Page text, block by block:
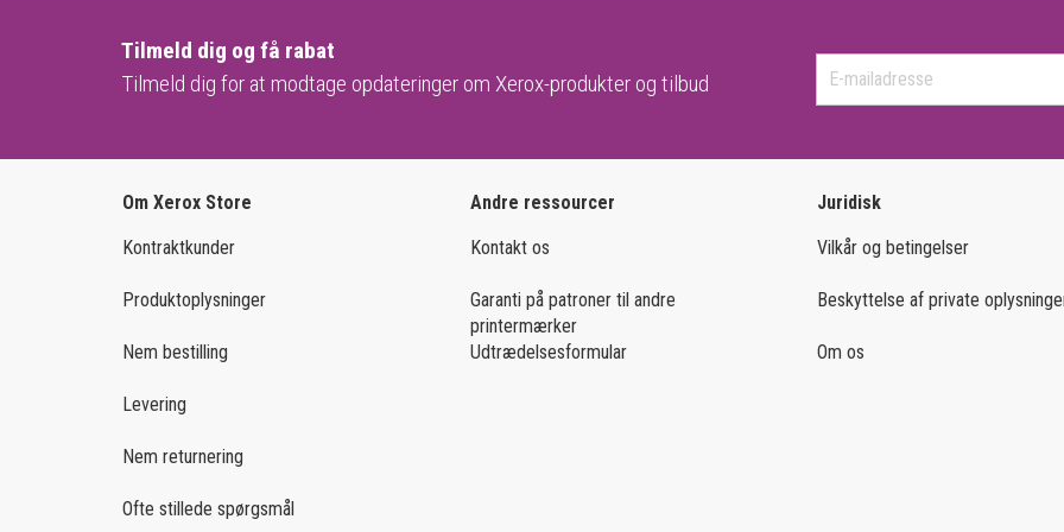
Tilmeld dig og få rabat
Tilmeld dig for at modtage opdateringer om Xerox-produkter og tilbud
Om Xerox Store
Kontraktkunder
Produktoplysninger
Nem bestilling
Levering
Nem returnering
Ofte stillede spørgsmål
Andre ressourcer
Kontakt os
Garanti på patroner til andre
printermærker
Udtrædelsesformular
Juridisk
Vilkår og betingelser
Beskyttelse af private
Om os